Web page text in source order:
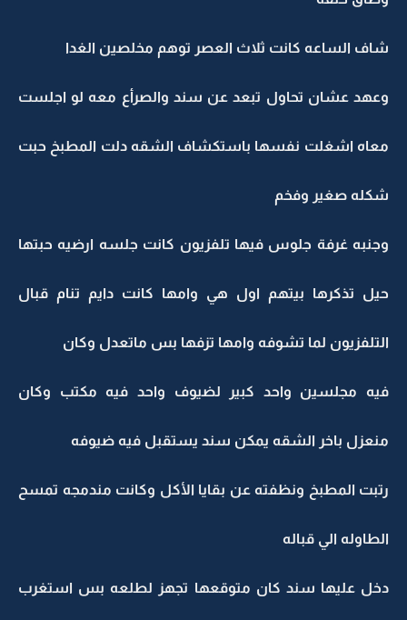
شاف الساعه كانت ثلاث العصر توهم مخلصين الغدا
وعهد عشان تحاول تبعد عن سند والصرأع معه لو اجلست
معاه اشغلت نفسها باستكشاف الشقه دلت المطبخ حبت
شكله صغير وفخم
وجنبه غرفة جلوس فيها تلفزيون كانت جلسه ارضيه حبتها
حيل تذكرها بيتهم اول هي وامها كانت دايم تنام قبال
التلفزيون لما تشوفه وامها تزفها بس ماتعدل وكان
فيه مجلسين واحد كبير لضيوف واحد فيه مكتب وكان
منعزل باخر الشقه يمكن سند يستقبل فيه ضيوفه
رتبت المطبخ ونظفته عن بقايا الأكل وكانت مندمجه تمسح
الطاوله الي قباله
دخل عليها سند كان متوقعها تجهز لطلعه بس استغرب